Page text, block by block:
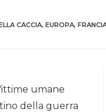
CACCIA, EUROPA,
umane
della guerra